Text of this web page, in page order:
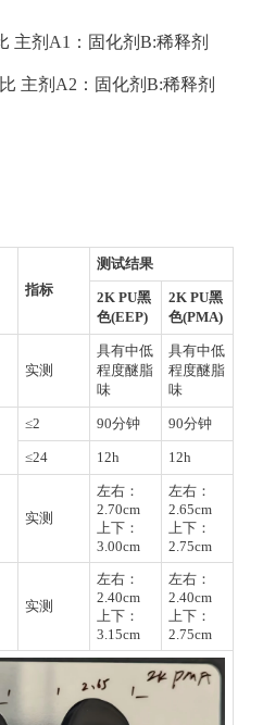
主剂A1：固化剂B:稀释剂
主剂A2：固化剂B:稀释剂
指标
测试结果
2K PU黑
色(EEP)
2K PU黑
色(PMA)
实测
具有中低
程度醚脂
味
具有中低
程度醚脂
味
≤2 90分钟 90分钟
≤24 12h 12h
实测
左右：
2.70cm
上下：
3.00cm
左右：
2.65cm
上下：
2.75cm
实测
左右：
2.40cm
上下：
3.15cm
左右：
2.40cm
上下：
2.75cm